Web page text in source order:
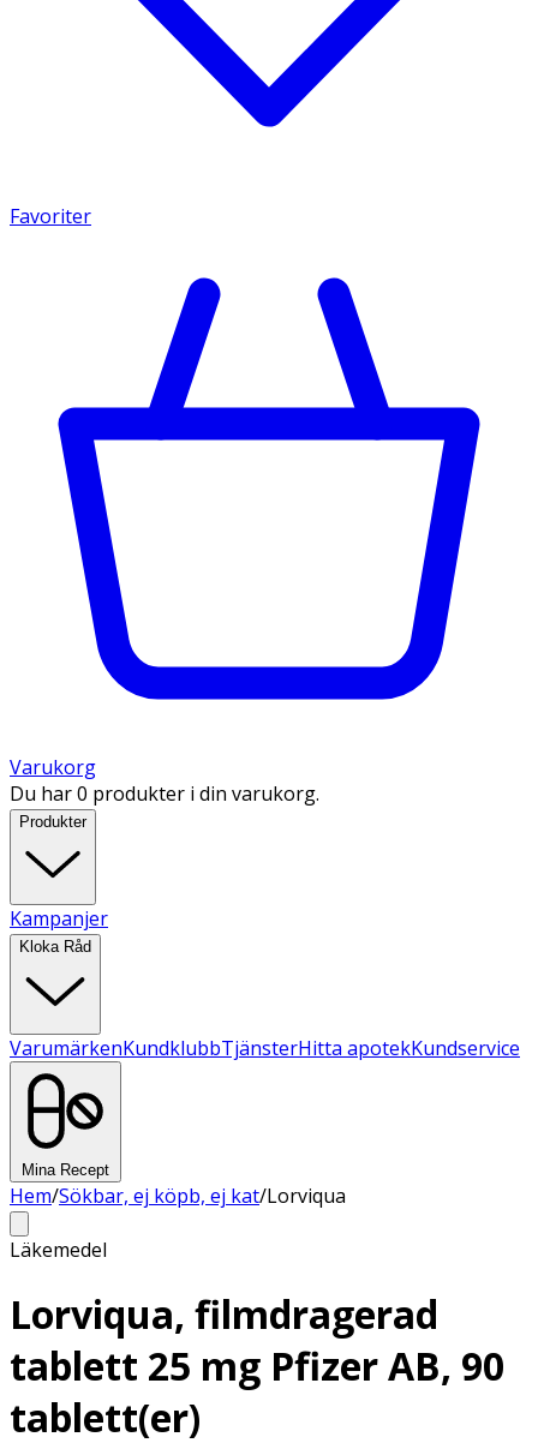
Favoriter
Varukorg
Du har 0 produkter i din varukorg.
Produkter
Kampanjer
Kloka Råd
VarumärkenKundklubbTjänsterHitta apotekKundservice
Mina Recept
Hem/Sökbar, ej köpb, ej kat/Lorviqua
Läkemedel
Lorviqua, filmdragerad
tablett 25 mg Pfizer AB, 90
tablett(er)